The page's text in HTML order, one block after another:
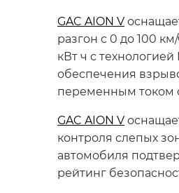
GAC AION V
разгон с 0 до 100
кВт ч с
обеспечения
переменным током
GAC AION V
контроля слепых
автомобиля
рейтинг